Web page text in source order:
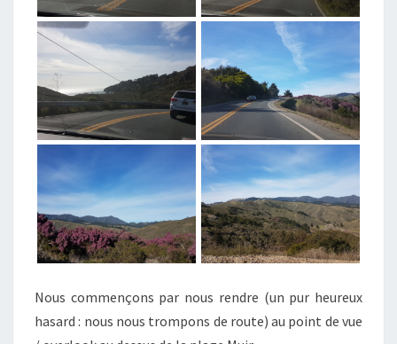
Nous commençons par nous rendre (un pur heureux
hasard : nous nous trompons de route) au point de vue